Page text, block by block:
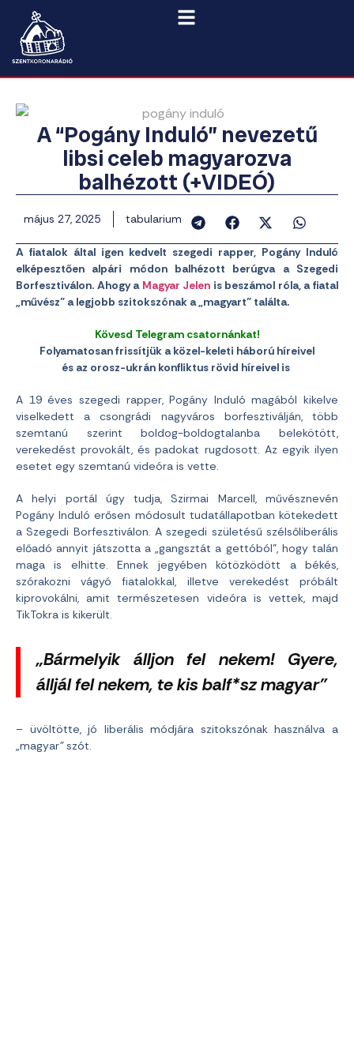
A “Pogány Induló” nevezetű
libsi celeb magyarozva
balhézott (+VIDEÓ)
május 27, 2025 tabularium
A fiatalok által igen kedvelt szegedi rapper, Pogány Induló
elképesztően alpári módon balhézott berúgva a Szegedi
Borfesztiválon. Ahogy a Magyar Jelen is beszámol róla, a fiatal
„művész” a legjobb szitokszónak a „magyart” találta.
Kövesd Telegram csatornánkat!
Folyamatosan frissítjük a közel-keleti háború híreivel
és az orosz-ukrán konfliktus rövid híreivel is
A 19 éves szegedi rapper, Pogány Induló magából kikelve
viselkedett a csongrádi nagyváros borfesztiválján, több
szemtanú szerint boldog-boldogtalanba belekötött,
verekedést provokált, és padokat rugdosott. Az egyik ilyen
esetet egy szemtanú videóra is vette.
A helyi portál úgy tudja, Szirmai Marcell, művésznevén
Pogány Induló erősen módosult tudatállapotban kötekedett
a Szegedi Borfesztiválon. A szegedi születésű szélsőliberális
előadó annyit játszotta a „gangsztát a gettóból”, hogy talán
maga is elhitte. Ennek jegyében kötözködött a békés,
szórakozni vágyó fiatalokkal, illetve verekedést próbált
kiprovokálni, amit természetesen videóra is vettek, majd
TikTokra is kikerült.
„Bármelyik álljon fel nekem! Gyere,
álljál fel nekem, te kis balf*sz magyar”
– üvöltötte, jó liberális módjára szitokszónak használva a
„magyar”szót.